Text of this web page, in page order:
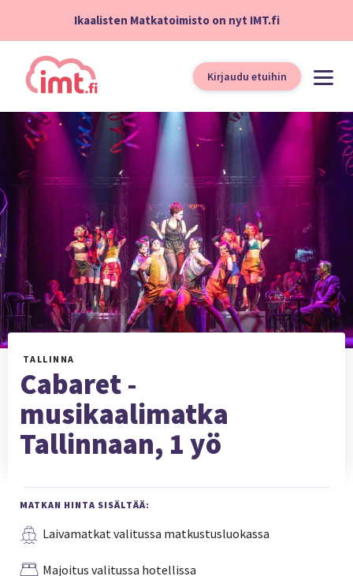
Ikaalisten Matkatoimisto on nyt IMT.fi
Kirjaudu etuihin
TALLINNA
Cabaret -
musikaalimatka
Tallinnaan, 1 yö
MATKAN HINTA SISÄLTÄÄ:
Laivamatkat valitussa matkustusluokassa
Majoitus valitussa hotellissa